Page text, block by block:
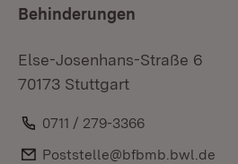
Behinderungen
Else-Josenhans-Straße 6
70173 Stuttgart
Telefon:
0711 / 279-3366
E-Mail:
Poststelle@bfbmb.bwl.de